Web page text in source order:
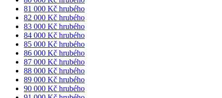
81 000 Kč hrubého
82 000 Kč hrubého
83 000 Kč hrubého
84 000 Kč hrubého
85 000 Kč hrubého
86 000 Kč hrubého
87 000 Kč hrubého
88 000 Kč hrubého
89 000 Kč hrubého
90 000 Kč hrubého